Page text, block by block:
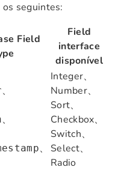
os seguintes:
Field
Field
interface
disponível
、
、
、
Integer、
Number、
Sort、
Checkbox、
Switch、
Select、
Radio